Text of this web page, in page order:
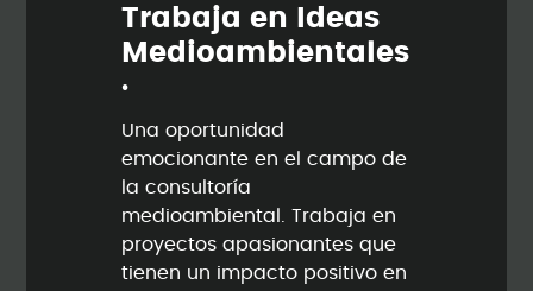
Trabaja en Ideas
Medioambienta les
.
Una oportunidad
emocionante en el campo de
la consultoría
medioambiental. Trabaja en
proyectos apasionantes que
tienen un impacto positivo en